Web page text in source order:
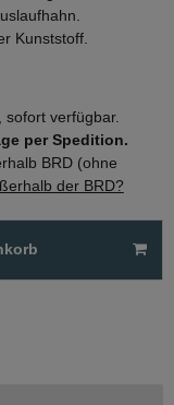
Kunststoff.
sofort verfügbar.
per Spedition.
BRD (ohne
der BRD?